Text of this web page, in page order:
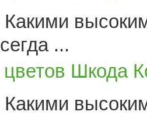
Какими
...
Шкода
Какими